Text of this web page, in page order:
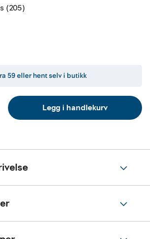
(205)
59eller hent selv i butikk
Legg i handlekurv